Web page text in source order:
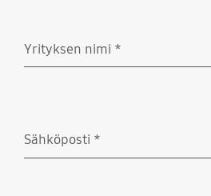
Yrityksen nimi *
Sähköposti *